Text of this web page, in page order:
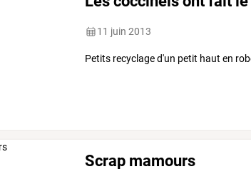
11 juin 2013
Petits recyclage d'un petit haut en
Scrap mamours